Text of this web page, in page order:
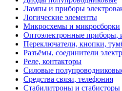
Лампы и приборы
Логические элементы
Микросхемы и микросборки
Оптоэлектронные приборы,
Переключатели, кнопки,
Разъёмы, соединители
Реле, контакторы
Силовые
Средства связи, телефония
Стабилитроны и стабисторы